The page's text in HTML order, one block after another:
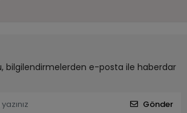
bilgilendirmelerden e-posta ile haberdar
Gönder